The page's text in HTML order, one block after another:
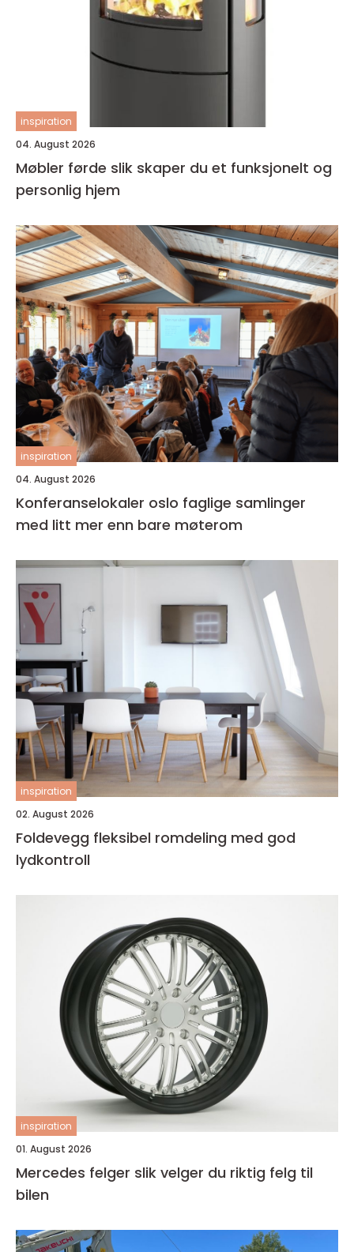
inspiration
04. August 2026
Møbler førde slik skaper du et funksjonelt og
personlig hjem
inspiration
04. August 2026
Konferanselokaler oslo faglige samlinger
med litt mer enn bare møterom
inspiration
02. August 2026
Foldevegg fleksibel romdeling med god
lydkontroll
inspiration
01. August 2026
Mercedes felger slik velger du riktig felg til
bilen